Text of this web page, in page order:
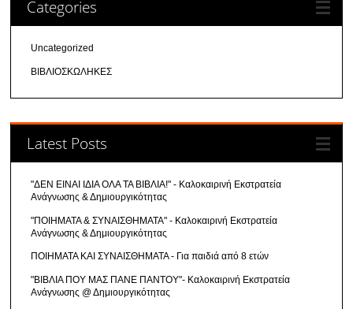
Categories
Uncategorized
ΒΙΒΛΙΟΣΚΩΛΗΚΕΣ
Latest Posts
"ΔΕΝ ΕΙΝΑΙ ΙΔΙΑ ΟΛΑ ΤΑ ΒΙΒΛΙΑ!" - Καλοκαιρινή Εκστρατεία
Ανάγνωσης & Δημιουργικότητας
"ΠΟΙΗΜΑΤΑ & ΣΥΝΑΙΣΘΗΜΑΤΑ" - Καλοκαιρινή Εκστρατεία
Ανάγνωσης & Δημιουργικότητας
ΠΟΙΗΜΑΤΑ ΚΑΙ ΣΥΝΑΙΣΘΗΜΑΤΑ - Για παιδιά από 8 ετών
"ΒΙΒΛΙΑ ΠΟΥ ΜΑΣ ΠΑΝΕ ΠΑΝΤΟΥ"- Καλοκαιρινή Εκστρατεία
Ανάγνωσης @ Δημιουργικότητας